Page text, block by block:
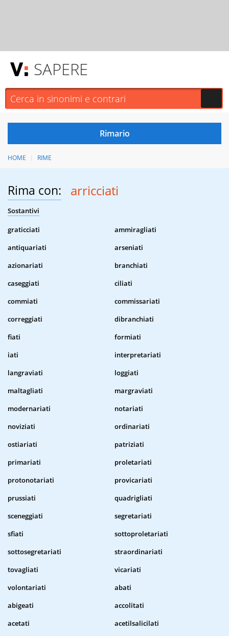
SAPERE
HOME RIME
Rima con: arricciati
Sostantivi
graticciati
ammiragliati
antiquariati
arseniati
azionariati
branchiati
caseggiati
ciliati
commiati
commissariati
correggiati
dibranchiati
fiati
formiati
iati
interpretariati
langraviati
loggiati
maltagliati
margraviati
modernariati
notariati
noviziati
ordinariati
ostiariati
patriziati
primariati
proletariati
protonotariati
provicariati
prussiati
quadrigliati
sceneggiati
segretariati
sfiati
sottoproletariati
sottosegretariati
straordinariati
tovagliati
vicariati
volontariati
abati
abigeati
accolitati
acetati
acetilsalicilati